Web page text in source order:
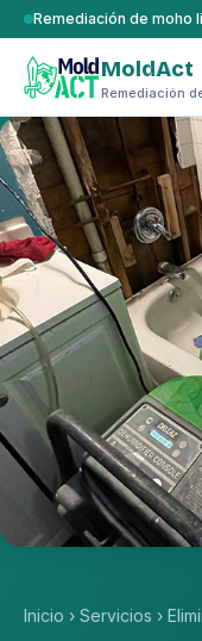
Saltar al contenido
Remediación de moho
MoldAct
Remediación
Inicio › Servicios ›